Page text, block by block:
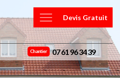
Devis Gratuit
Chantier 07 61 96 34 39